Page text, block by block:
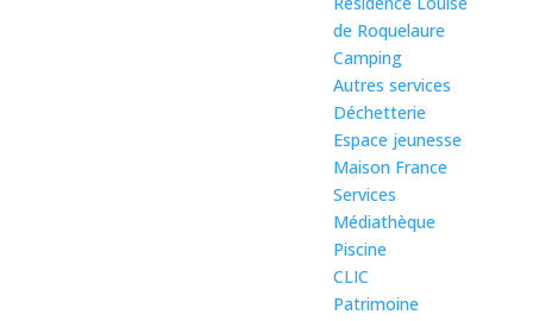
de Roquelaure
Camping
Autres services
Déchetterie
Espace jeunesse
Maison France
Services
Médiathèque
Piscine
CLIC
Patrimoine